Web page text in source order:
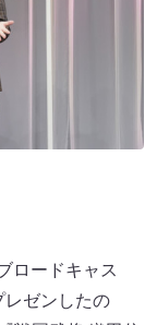
ロードキャス
レゼンしたの